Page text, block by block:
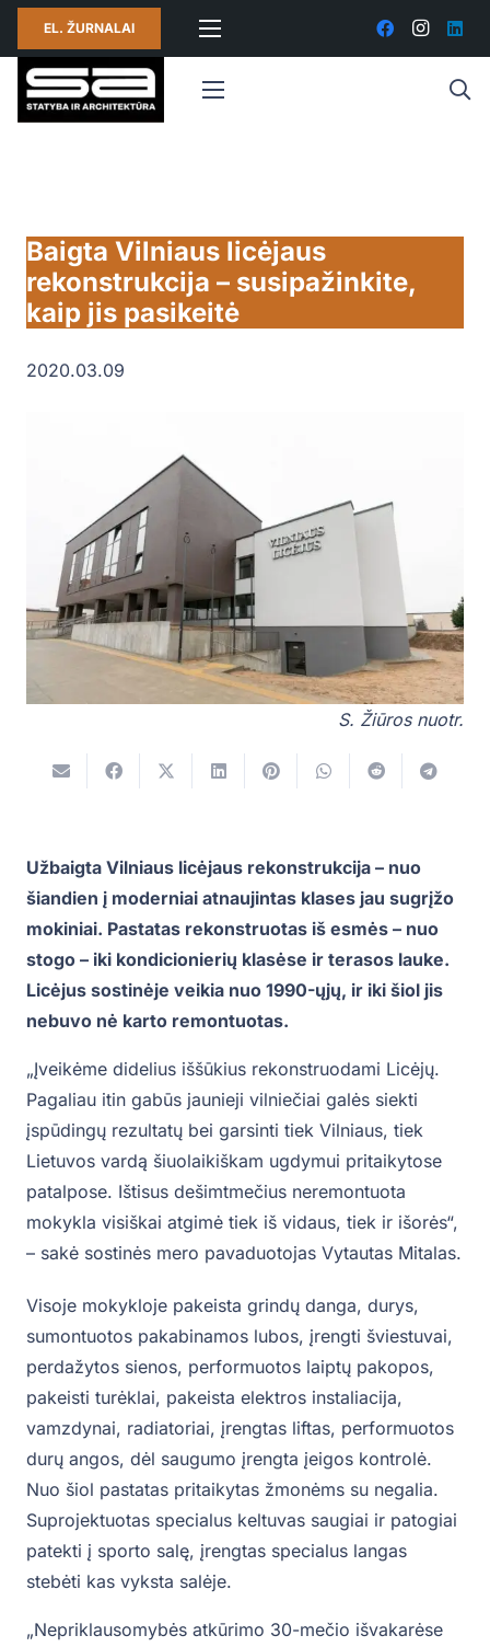
EL. ŽURNALAI
Baigta Vilniaus licėjaus
rekonstrukcija – susipažinkite,
kaip jis pasikeitė
2020.03.09
S. Žiūros nuotr.
Užbaigta Vilniaus licėjaus rekonstrukcija – nuo
šiandien į moderniai atnaujintas klases jau sugrįžo
mokiniai. Pastatas rekonstruotas iš esmės – nuo
stogo – iki kondicionierių klasėse ir terasos lauke.
Licėjus sostinėje veikia nuo 1990-ųjų, ir iki šiol jis
nebuvo nė karto remontuotas.
„Įveikėme didelius iššūkius rekonstruodami Licėjų.
Pagaliau itin gabūs jaunieji vilniečiai galės siekti
įspūdingų rezultatų bei garsinti tiek Vilniaus, tiek
Lietuvos vardą šiuolaikiškam ugdymui pritaikytose
patalpose. Ištisus dešimtmečius neremontuota
mokykla visiškai atgimė tiek iš vidaus, tiek ir išorės“,
– sakė sostinės mero pavaduotojas Vytautas Mitalas.
Visoje mokykloje pakeista grindų danga, durys,
sumontuotos pakabinamos lubos, įrengti šviestuvai,
perdažytos sienos, performuotos laiptų pakopos,
pakeisti turėklai, pakeista elektros instaliacija,
vamzdynai, radiatoriai, įrengtas liftas, performuotos
durų angos, dėl saugumo įrengta įeigos kontrolė.
Nuo šiol pastatas pritaikytas žmonėms su negalia.
Suprojektuotas specialus keltuvas saugiai ir patogiai
patekti į sporto salę, įrengtas specialus langas
stebėti kas vyksta salėje.
„Nepriklausomybės atkūrimo 30-mečio išvakarėse